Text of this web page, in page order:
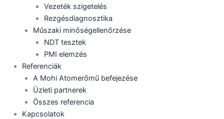
Vezeték szigetelés
Rezgésdiagnosztika
Műszaki minőségellenőrzése
NDT tesztek
PMI elemzés
Referenciák
A Mohi Atomerőmű befejezése
Üzleti partnerek
Összes referencia
Kapcsolatok